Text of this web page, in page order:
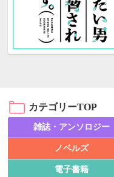
カテゴリーTOP
雑誌・アンソロジー
ノベルズ
電子書籍